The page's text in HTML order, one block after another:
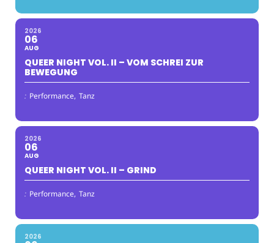
2026
06
AUG
QUEER NIGHT VOL. II – VOM SCHREI ZUR
BEWEGUNG
: Performance, Tanz
2026
06
AUG
QUEER NIGHT VOL. II – GRIND
: Performance, Tanz
2026